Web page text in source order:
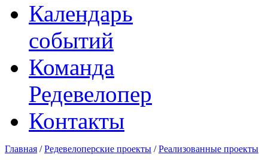
Календарь
событий
Команда
Редевелопер
Контакты
Главная /Редевелоперские проекты /Реализованные проекты